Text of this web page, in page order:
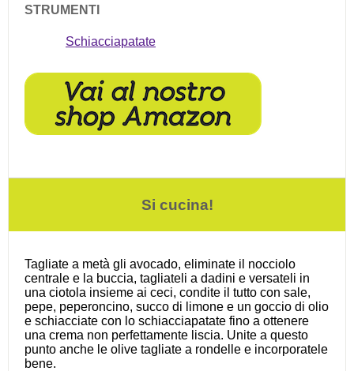
STRUMENTI
Schiacciapatate
Si cucina!
Tagliate a metà gli avocado, eliminate il nocciolo
centrale e la buccia, tagliateli a dadini e versateli in
una ciotola insieme ai ceci, condite il tutto con sale,
pepe, peperoncino, succo di limone e un goccio di olio
e schiacciate con lo schiacciapatate fino a ottenere
una crema non perfettamente liscia. Unite a questo
punto anche le olive tagliate a rondelle e incorporatele
bene.